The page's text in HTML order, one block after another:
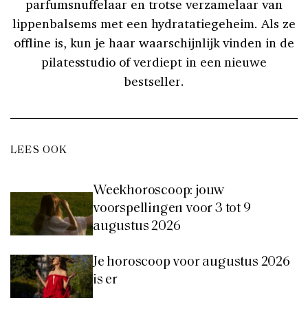
parfumsnuffelaar en trotse verzamelaar van
lippenbalsems met een hydratatiegeheim. Als ze
offline is, kun je haar waarschijnlijk vinden in de
pilatesstudio of verdiept in een nieuwe
bestseller.
LEES OOK
Weekhoroscoop: jouw
voorspellingen voor 3 tot 9
augustus 2026
Je horoscoop voor augustus 2026
is er